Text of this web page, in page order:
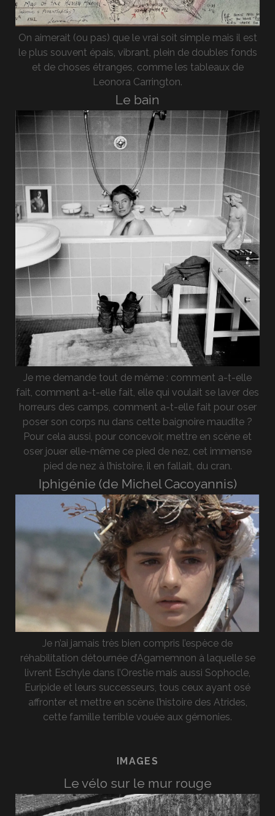
On aimerait (ou pas) que le vrai soit simple mais il est
le plus souvent épais, vibrant, plein de doubles fonds
et de choses étranges, comme les tableaux de
Leonora Carrington.
Le bain
Je me demande tout de même : comment a-t-elle
fait, comment a-t-elle fait, elle qui voulait se laver des
horreurs des camps, comment a-t-elle fait pour oser
poser son corps nu dans cette baignoire maudite ?
Pour cela aussi, pour concevoir, mettre en scène et
oser jouer elle-même ce pied de nez, cet immense
pied de nez à l’histoire, il en fallait, du cran.
Iphigénie (de Michel Cacoyannis)
Je n’ai jamais très bien compris l’espèce de
réhabilitation détournée d’Agamemnon à laquelle se
livrent Eschyle dans l’Orestie mais aussi Sophocle,
Euripide et leurs successeurs, tous ceux ayant osé
affronter et mettre en scène l’histoire des Atrides,
cette famille terrible vouée aux gémonies.
IMAGES
Le vélo sur le mur rouge